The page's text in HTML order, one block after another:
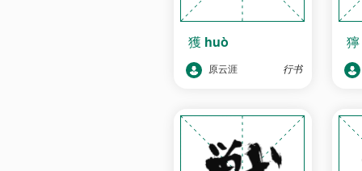
獲 huò
原云涯 行书
獰